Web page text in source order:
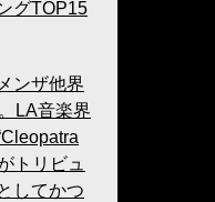
グTOP15
ンザ他界
LA音楽界
トリビュ
してかつ